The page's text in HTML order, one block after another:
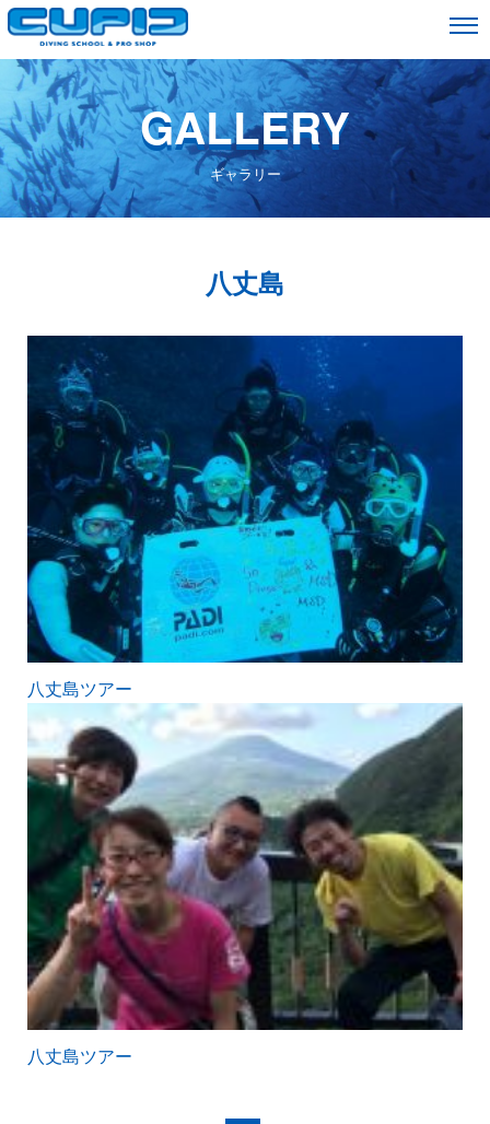
GALLERY
ギャラリー
八丈島
八丈島ツアー
八丈島ツアー